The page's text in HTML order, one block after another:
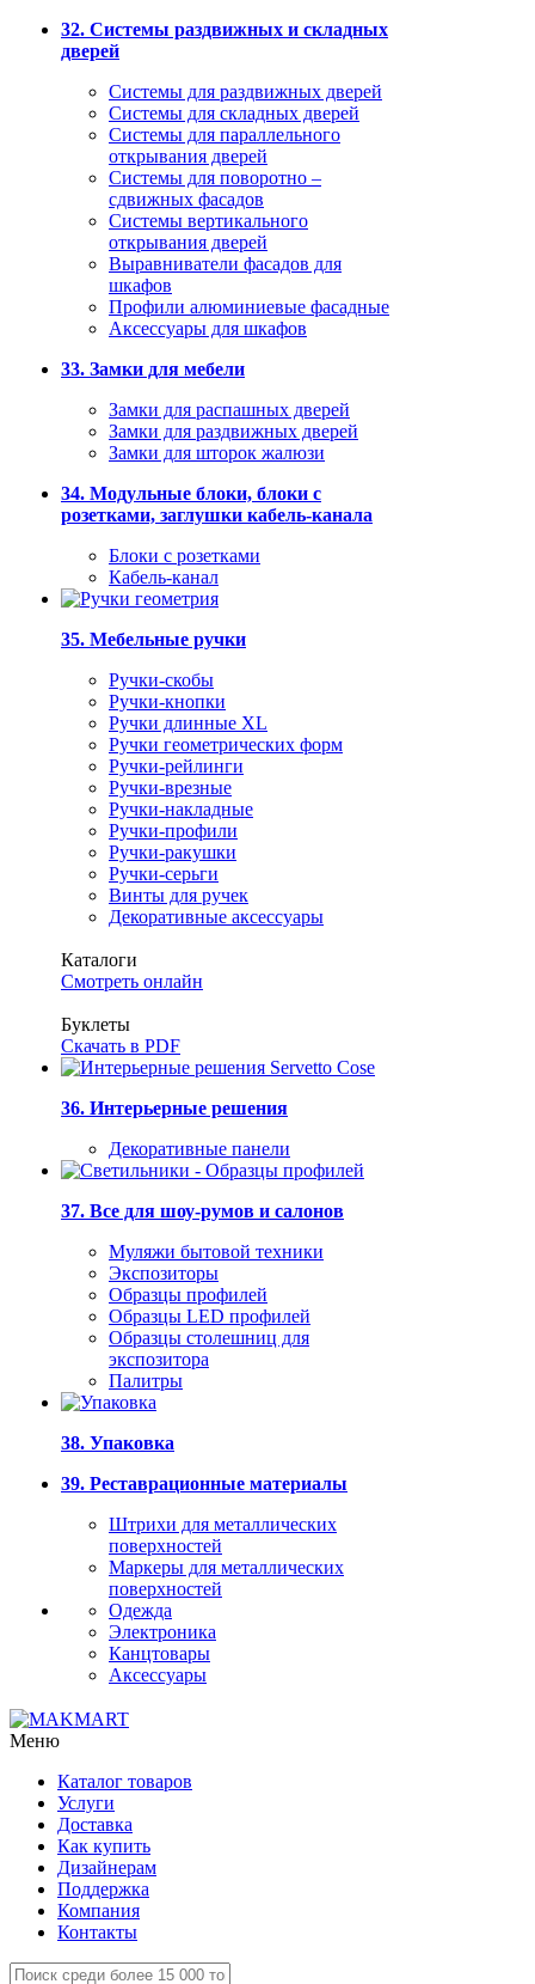
32. Системы раздвижных и складных
дверей
Системы для раздвижных дверей
Системы для складных дверей
Системы для параллельного
открывания дверей
Системы для поворотно –
сдвижных фасадов
Системы вертикального
открывания дверей
Выравниватели фасадов для
шкафов
Профили алюминиевые фасадные
Аксессуары для шкафов
33. Замки для мебели
Замки для распашных дверей
Замки для раздвижных дверей
Замки для шторок жалюзи
34. Модульные блоки, блоки с
розетками, заглушки кабель-канала
Блоки с розетками
Кабель-канал
35. Мебельные ручки
Ручки-скобы
Ручки-кнопки
Ручки длинные XL
Ручки геометрических форм
Ручки-рейлинги
Ручки-врезные
Ручки-накладные
Ручки-профили
Ручки-ракушки
Ручки-серьги
Винты для ручек
Декоративные аксессуары
Каталоги
Смотреть онлайн
Буклеты
Скачать в PDF
36. Интерьерные решения
Декоративные панели
37. Все для шоу-румов и салонов
Муляжи бытовой техники
Экспозиторы
Образцы профилей
Образцы LED профилей
Образцы столешниц для
экспозитора
Палитры
38. Упаковка
39. Реставрационные материалы
Штрихи для металлических
поверхностей
Маркеры для металлических
поверхностей
Одежда
Электроника
Канцтовары
Аксессуары
Меню
Каталог товаров
Услуги
Доставка
Как купить
Дизайнерам
Поддержка
Компания
Контакты